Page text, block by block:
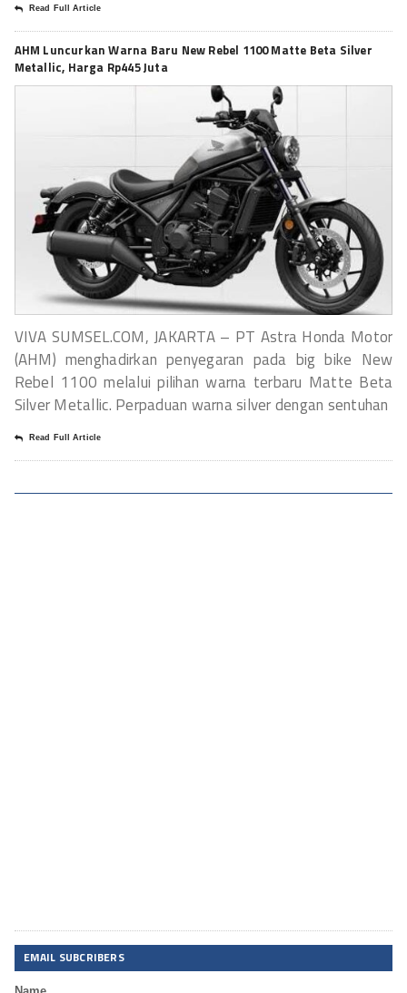
Read Full Article
AHM Luncurkan Warna Baru New Rebel 1100 Matte Beta Silver
Metallic, Harga Rp445 Juta
VIVA SUMSEL.COM, JAKARTA – PT Astra Honda Motor
(AHM) menghadirkan penyegaran pada big bike New
Rebel 1100 melalui pilihan warna terbaru Matte Beta
Silver Metallic. Perpaduan warna silver dengan sentuhan
Read Full Article
EMAIL SUBCRIBERS